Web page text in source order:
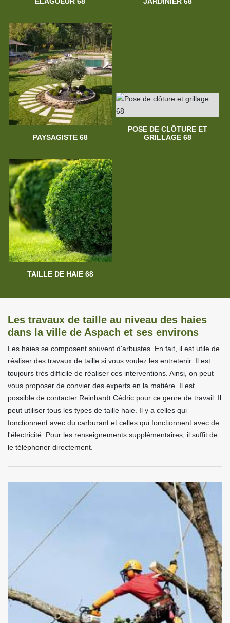
PAYSAGISTE 68
POSE DE CLÔTURE ET
GRILLAGE 68
TAILLE DE HAIE 68
Les travaux de taille au niveau des haies
dans la ville de Aspach et ses environs
Les haies se composent souvent d'arbustes. En fait, il est utile de
réaliser des travaux de taille si vous voulez les entretenir. Il est
toujours très difficile de réaliser ces interventions. Ainsi, on peut
vous proposer de convier des experts en la matière. Il est
possible de contacter Reinhardt Cédric pour ce genre de travail. Il
peut utiliser tous les types de taille haie. Il y a celles qui
fonctionnent avec du carburant et celles qui fonctionnent avec de
l'électricité. Pour les renseignements supplémentaires, il suffit de
le téléphoner directement.